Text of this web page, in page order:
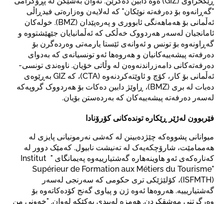
"گەڕانەوە بۆ دەرفەتە نوێکان" کە لەلایەن وەزارەتی فیدڕاڵی
ئەڵمانی بۆ هەماهەنگی ئابووری و پەرەپێدان (BMZ). خولەکان
ئامانجیان لەسەر هەردووک خەڵکی کە ئەڵمانیایان جێهێشتووە و
گەڕاونەوە بۆ تونس و ئەوانەی ئێستا یارمەتی وەردەگرن بۆ
دەرفەتە پیشەییەکانیان و هەروەها ئەو تونسیانەی کە بەدوای
دەرفەتەکانی دامەزراندنەوەن لە وڵاتی خۆیان. ناوەندی تونسی-
ئەڵمانی بۆ کار، کۆچ و ئاوێتەکردنەوە (CTA)، کە GIZ بەڕێوەی
دەبات لە بری (BMZ)، ڕاوێژ دابین دەکات بۆ هەردووک گروپەکە
لەسەر دەرفەتە پیشەییەکان کە بەردەستن بۆیان.
فێربوون لەژێر ڕێکارە توندەکانی کۆرۆنادا
میوانانی پشووەکە چێژدەبینن لە کەشی نەرمونیانی پایزی لە
هەممامێت، شارۆچکەیەک لە تەنیشت نابیول. کەمێک دوور لە
کەنارەکەی ئەو هاوینەهارە گەشتیارییەوە پەیمانگای " Institut
Supérieur de Formation aux Métiers du Tourisme"
(ISFMTH)، کۆلێژێکی تری حکومی کە سەرنجی لەسەر
گەشتیاریییە. هەروەها ئەوە ژن و پیاوی گەنج کۆدەکاتەوە بۆ
وەرگرتنی مەشقکردن. هەمزە لەبیدی یەکێکە لەوان. "خەونی من